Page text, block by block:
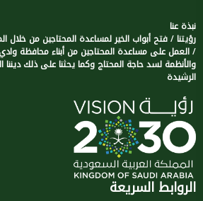
نبذة عنا
رؤيتنا / فتح أبواب الخير لمساعدة المحتاجين من خلال
/ العمل على مساعدة المحتاجين من أبناء محافظة
والأنظمة لسد حاجة المحتاج وكما يحثنا على ذلك
الرشيدة
الروابط السريعة